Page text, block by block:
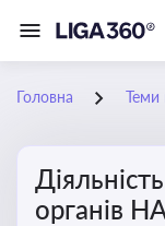
Головна Теми
органів